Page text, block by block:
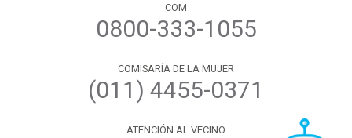
COM
0800-333-1055
COMISARÍA DE LA MUJER
(011) 4455-0371
ATENCIÓN AL VECINO